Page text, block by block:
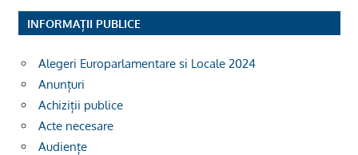
INFORMAȚII PUBLICE
Alegeri Europarlamentare si Locale 2024
Anunțuri
Achiziții publice
Acte necesare
Audiențe